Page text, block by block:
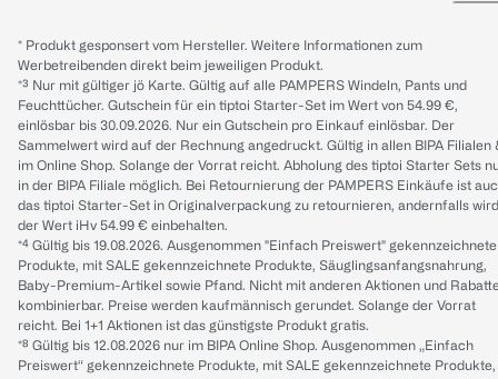
* Produkt gesponsert vom Hersteller. Weitere Informationen zum
Werbetreibenden direkt beim jeweiligen Produkt.
*³ Nur mit gültiger jö Karte. Gültig auf alle PAMPERS Windeln, Pants und
Feuchttücher. Gutschein für ein tiptoi Starter-Set im Wert von 54.99 €,
einlösbar bis 30.09.2026. Nur ein Gutschein pro Einkauf einlösbar. Der
Sammelwert wird auf der Rechnung angedruckt. Gültig in allen BIPA Filialen
im Online Shop. Solange der Vorrat reicht. Abholung des tiptoi Starter Sets
in der BIPA Filiale möglich. Bei Retournierung der PAMPERS Einkäufe ist
das tiptoi Starter-Set in Originalverpackung zu retournieren, andernfalls wird
der Wert iHv 54.99 € einbehalten.
*⁴ Gültig bis 19.08.2026. Ausgenommen "Einfach Preiswert" gekennzeichnete
Produkte, mit SALE gekennzeichnete Produkte, Säuglingsanfangsnahrung,
Baby-Premium-Artikel sowie Pfand. Nicht mit anderen Aktionen und
kombinierbar. Preise werden kaufmännisch gerundet. Solange der Vorrat
reicht. Bei 1+1 Aktionen ist das günstigste Produkt gratis.
*⁸ Gültig bis 12.08.2026 nur im BIPA Online Shop. Ausgenommen „Einfach
Preiswert“ gekennzeichnete Produkte, mit SALE gekennzeichnete Produkte,